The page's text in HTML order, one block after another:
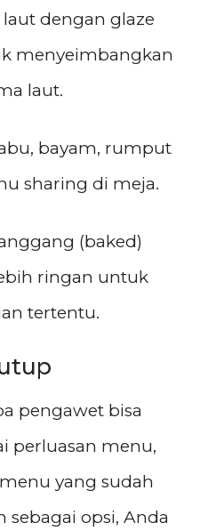
dengan glaze
menyeimbangkan
laut.
bayam, rumput
sharing di meja.
(baked)
ringan untuk
tertentu.
pengawet bisa
perluasan menu,
yang sudah
sebagai opsi, Anda